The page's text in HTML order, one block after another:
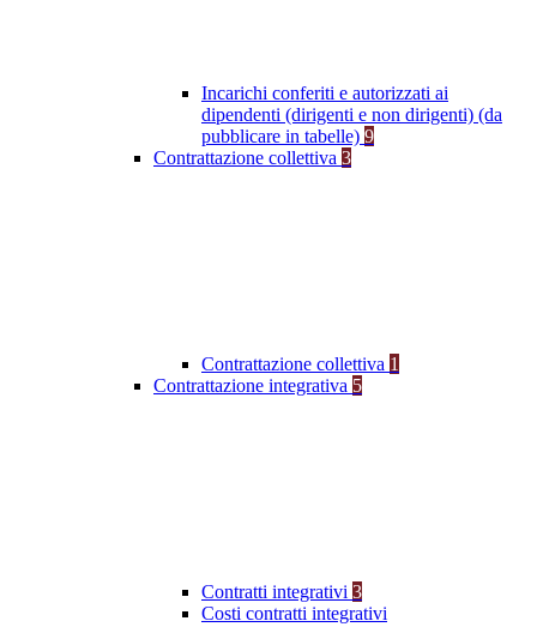
Incarichi conferiti e autorizzati ai
dipendenti (dirigenti e non dirigenti) (da
pubblicare in tabelle) 9
Contrattazione collettiva 3
Contrattazione collettiva 1
Contrattazione integrativa 5
Contratti integrativi 3
Costi contratti integrativi